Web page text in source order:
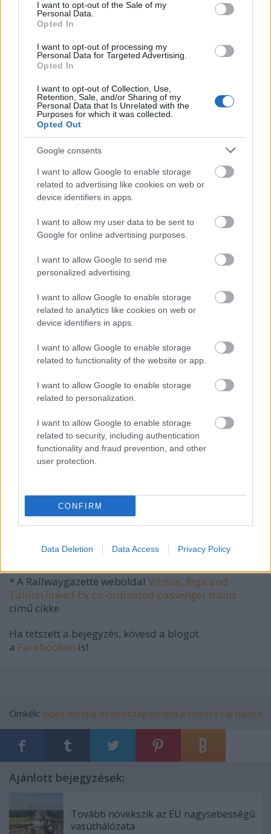
I want to opt-out of the Sale of my
Personal Data.
Opted In
I want to opt-out of processing my
Personal Data for Targeted Advertising.
Opted In
I want to opt-out of Collection, Use,
Retention, Sale, and/or Sharing of my
Personal Data that Is Unrelated with the
Purposes for which it was collected.
Opted Out
Google consents
I want to allow Google to enable storage
related to advertising like cookies on web or
device identifiers in apps.
I want to allow my user data to be sent to
Google for online advertising purposes.
I want to allow Google to send me
personalized advertising.
I want to allow Google to enable storage
related to analytics like cookies on web or
device identifiers in apps.
I want to allow Google to enable storage
related to functionality of the website or app.
I want to allow Google to enable storage
related to personalization.
I want to allow Google to enable storage
related to security, including authentication
functionality and fraud prevention, and other
user protection.
CONFIRM
Data Deletion Data Access Privacy Policy
Raitis Nešpors, a lett Vivi elnöke elmondta, hogy
államok közötti összeköttetés javítása érdekében, és
az államok közötti mobilitás előmozdítása érdekében
A Rail Baltica
A vasúti közlekedésben az igazi változást a
közeljövőben elkészülő Rail Baltica projekt jelenti
majd. Ennek során Varsóból Rigába vezet majd egy
normál nyomtávolságú vasútvonal, egy leágazással
Vilnius felé. Rigából pedig tovább Tallinba vezetnek
majd a sínek, majd onnan a távoli jövőben egészen
Addig azonban maradnak még az átszállások a
széles nyomtávolságú hálózatok között.
Az épülő normál nyomtávolságú Rail Baltica
vasútvonal (kép forrása:
Ha elkészül, a tervek szerint új éjszakai járatok is
indulnak majd Európában, olyan izgalmas
útvonalakon, mint a Bécs-Tallin vagy a Berlin-Tallin
* A Railwaygazette weboldal Vilnius, Riga and
Tallinn linked by co-ordinated passenger trains
című cikke
Ha tetszett a bejegyzés, kövesd a blogot
a Facebookon is!
Címkék: index európa észtország litvánia lettorszá rail baltica
Ajánlott bejegyzések:
Tovább növekszik az EU nagysebességű
vasúthálózata